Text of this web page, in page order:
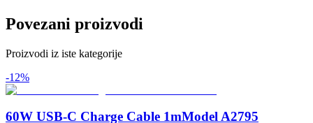
Povezani proizvodi
Proizvodi iz iste kategorije
-12%
60W USB-C Charge Cable 1mModel A2795